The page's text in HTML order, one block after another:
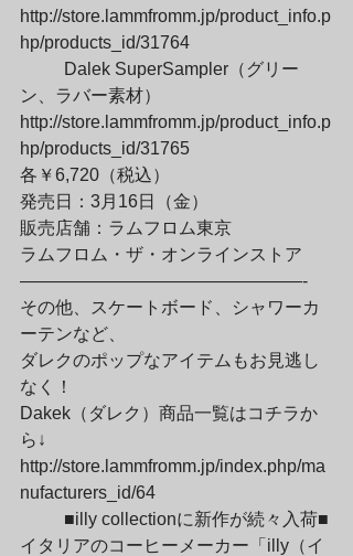
http://store.lammfromm.jp/product_info.p
hp/products_id/31764
ン、ラバー素材）
http://store.lammfromm.jp/product_info.p
hp/products_id/31765
各￥6,720（税込）
発売日：3月16日（金）
販売店舗：ラムフロム東京
ラムフロム・ザ・オンラインストア
————————————————-
その他、スケートボード、シャワーカ
ーテンなど、
ダレクのポップなアイテムもお見逃し
なく！
Dakek（ダレク）商品一覧はコチラか
ら↓
http://store.lammfromm.jp/index.php/ma
nufacturers_id/64
イタリアのコーヒーメーカー「illy（イ